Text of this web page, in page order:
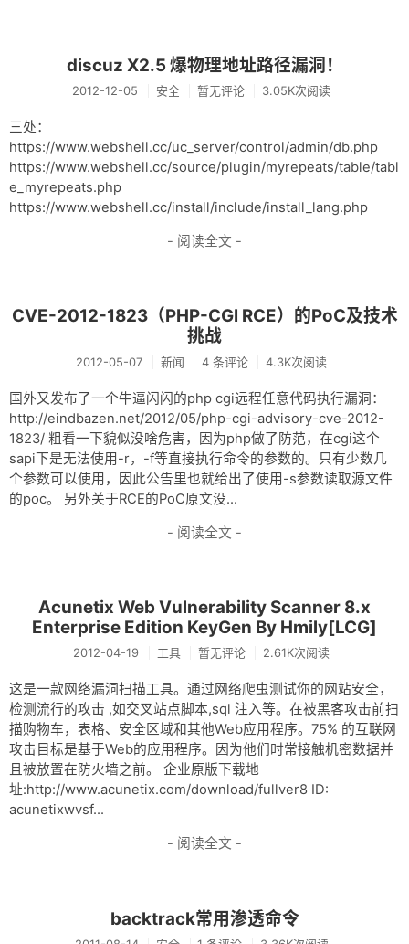
discuz X2.5 爆物理地址路径漏洞！
2012-12-05 安全 暂无评论 3.05K次阅读
三处：
https://www.webshell.cc/uc_server/control/admin/db.php
https://www.webshell.cc/source/plugin/myrepeats/table/tabl
e_myrepeats.php
https://www.webshell.cc/install/include/install_lang.php
- 阅读全文 -
CVE-2012-1823（PHP-CGI RCE）的PoC及技术
挑战
2012-05-07 新闻 4 条评论 4.3K次阅读
国外又发布了一个牛逼闪闪的php cgi远程任意代码执行漏洞：
http://eindbazen.net/2012/05/php-cgi-advisory-cve-2012-
1823/ 粗看一下貌似没啥危害，因为php做了防范，在cgi这个
sapi下是无法使用-r，-f等直接执行命令的参数的。只有少数几
个参数可以使用，因此公告里也就给出了使用-s参数读取源文件
的poc。 另外关于RCE的PoC原文没...
- 阅读全文 -
Acunetix Web Vulnerability Scanner 8.x
Enterprise Edition KeyGen By Hmily[LCG]
2012-04-19 工具 暂无评论 2.61K次阅读
这是一款网络漏洞扫描工具。通过网络爬虫测试你的网站安全，
检测流行的攻击 ,如交叉站点脚本,sql 注入等。在被黑客攻击前扫
描购物车，表格、安全区域和其他Web应用程序。75% 的互联网
攻击目标是基于Web的应用程序。因为他们时常接触机密数据并
且被放置在防火墙之前。 企业原版下载地
址:http://www.acunetix.com/download/fullver8 ID:
acunetixwvsf...
- 阅读全文 -
backtrack常用渗透命令